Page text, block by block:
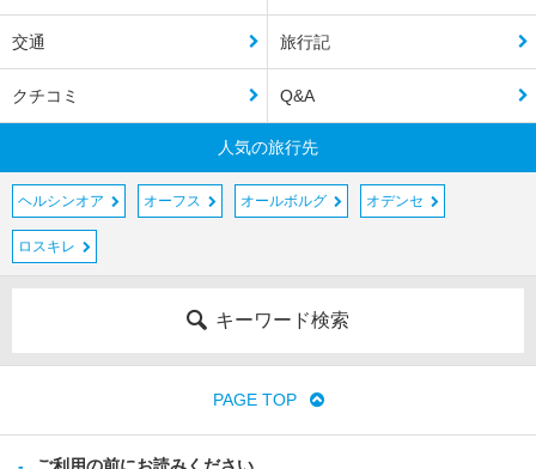
交通 旅行記
クチコミ Q&A
人気の旅行先
ヘルシンオア オーフス オールボルグ オデンセ
ロスキレ
キーワード検索
PAGE TOP